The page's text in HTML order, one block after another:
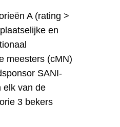
A (rating >
en
meesters (cMN)
SANI-
elk van de
3 bekers